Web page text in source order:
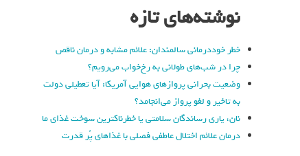
نوشته‌های تازه
خطر خوددرمانی سالمندان: علائم مشابه و درمان ناقص
چرا در شب‌های طولانی به رخ‌خواب می‌رویم؟
وضعیت بحرانی پروازهای هوایی آمریکا: آیا تعطیلی دولت
به تاخیر و لغو پرواز می‌انجامد؟
نان، یاری رساندگان سلامتی یا خطرناکترین سوخت غذای ما
درمان علائم اختلال عاطفی فصلی با غذاهای پُر قدرت